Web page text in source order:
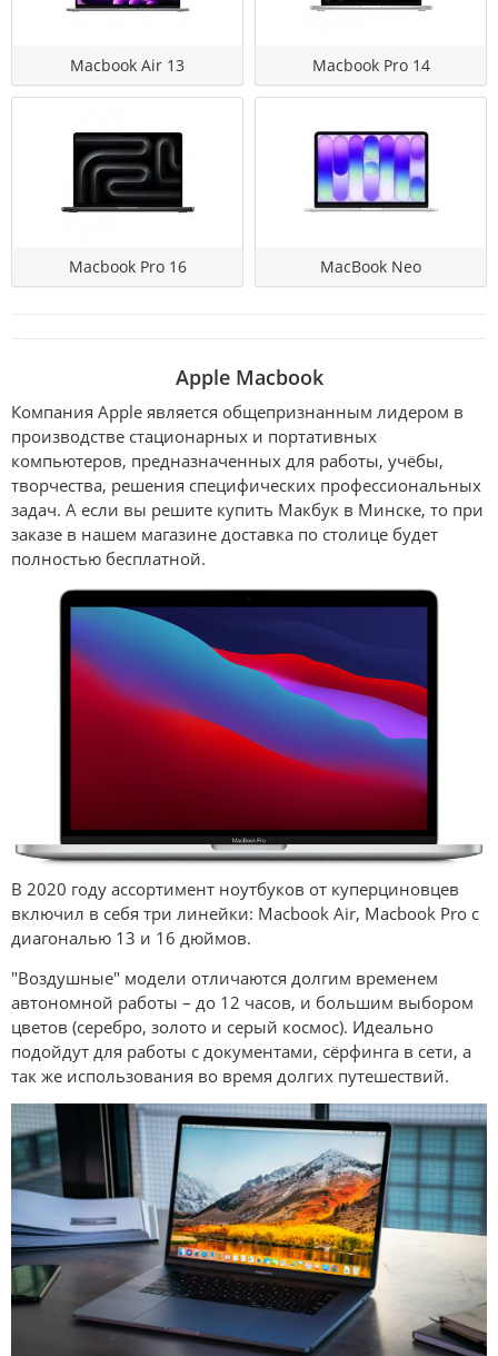
Macbook Air 13 Macbook Pro 14
Macbook Pro 16 MacBook Neo
Apple Macbook
Компания Apple является общепризнанным лидером в
производстве стационарных и портативных
компьютеров, предназначенных для работы, учёбы,
творчества, решения специфических профессиональных
задач. А если вы решите купить Макбук в Минске, то при
заказе в нашем магазине доставка по столице будет
полностью бесплатной.
В 2020 году ассортимент ноутбуков от куперциновцев
включил в себя три линейки: Macbook Air, Macbook Pro с
диагональю 13 и 16 дюймов.
"Воздушные" модели отличаются долгим временем
автономной работы – до 12 часов, и большим выбором
цветов (серебро, золото и серый космос). Идеально
подойдут для работы с документами, сёрфинга в сети, а
так же использования во время долгих путешествий.